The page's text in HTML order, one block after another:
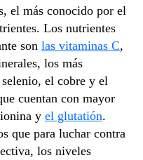
el más conocido por el
Los nutrientes
son las vitaminas C,
los más
el cobre y el
cuentan con mayor
y el glutatión.
que para luchar contra
los niveles